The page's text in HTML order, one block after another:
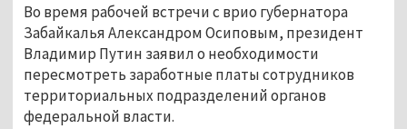
Во время рабочей встречи с врио губернатора
Забайкалья Александром Осиповым, президент
Владимир Путин заявил о необходимости
пересмотреть заработные платы сотрудников
территориальных подразделений органов
федеральной власти.